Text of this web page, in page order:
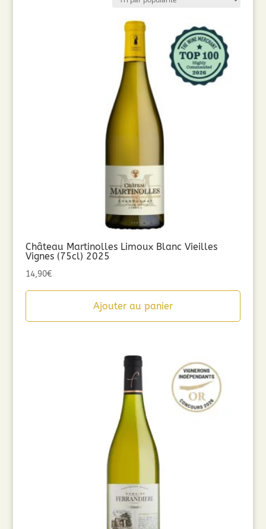
Château Martinolles Limoux Blanc Vieilles
Vignes (75cl) 2025
14,90€
Ajouter au panier